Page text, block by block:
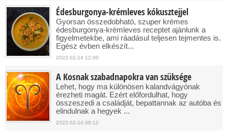
Édesburgonya-krémleves kókusztejjel
Gyorsan összedobható, szuper krémes
édesburgonya-krémleves receptet ajánlunk a
figyelmetekbe, ami ráadásul teljesen tejmentes is.
Egész évben elkészít...
2022-02-14 12:00
A Kosnak szabadnapokra van szüksége
Lehet, hogy ma különösen kalandvágyónak
érezheti magát. Ezért előfordulhat, hogy
összeszedi a családját, bepattannak az autóba és
elindulnak a hegyek ...
2022-02-14 08:12